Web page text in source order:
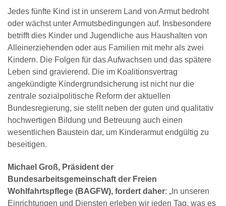
Jedes fünfte Kind ist in unserem Land von Armut bedroht
oder wächst unter Armutsbedingungen auf. Insbesondere
betrifft dies Kinder und Jugendliche aus Haushalten von
Alleinerziehenden oder aus Familien mit mehr als zwei
Kindern. Die Folgen für das Aufwachsen und das spätere
Leben sind gravierend. Die im Koalitionsvertrag
angekündigte Kindergrundsicherung ist nicht nur die
zentrale sozialpolitische Reform der aktuellen
Bundesregierung, sie stellt neben der guten und qualitativ
hochwertigen Bildung und Betreuung auch einen
wesentlichen Baustein dar, um Kinderarmut endgültig zu
beseitigen.
Michael Groß, Präsident der
Bundesarbeitsgemeinschaft der Freien
Wohlfahrtspflege (BAGFW), fordert daher: „In unseren
Einrichtungen und Diensten erleben wir jeden Tag, was es